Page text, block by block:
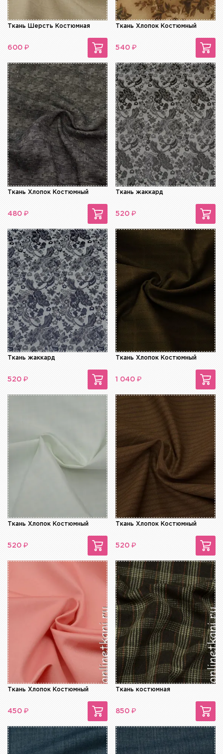
Ткань Шерсть Костюмная
600 ₽
Ткань Хлопок Костюмный
540 ₽
Ткань Хлопок Костюмный
480 ₽
Ткань жаккард
520 ₽
Ткань жаккард
520 ₽
Ткань Хлопок Костюмный
1 040 ₽
Ткань Хлопок Костюмный
520 ₽
Ткань Хлопок Костюмный
520 ₽
Ткань Хлопок Костюмный
450 ₽
Ткань костюмная
850 ₽